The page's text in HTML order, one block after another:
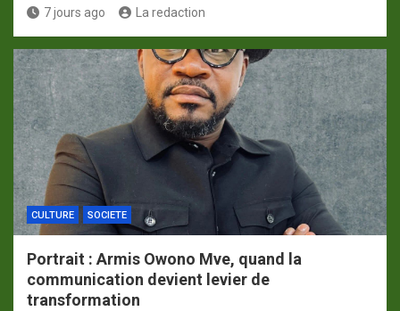
7 jours ago La redaction
CULTURE SOCIETE
Portrait : Armis Owono Mve, quand la
communication devient levier de
transformation